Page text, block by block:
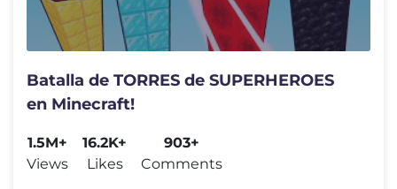
Batalla de TORRES de SUPERHEROES
en Minecraft!
1.5M+
Views
16.2K+
Likes
903+
Comments